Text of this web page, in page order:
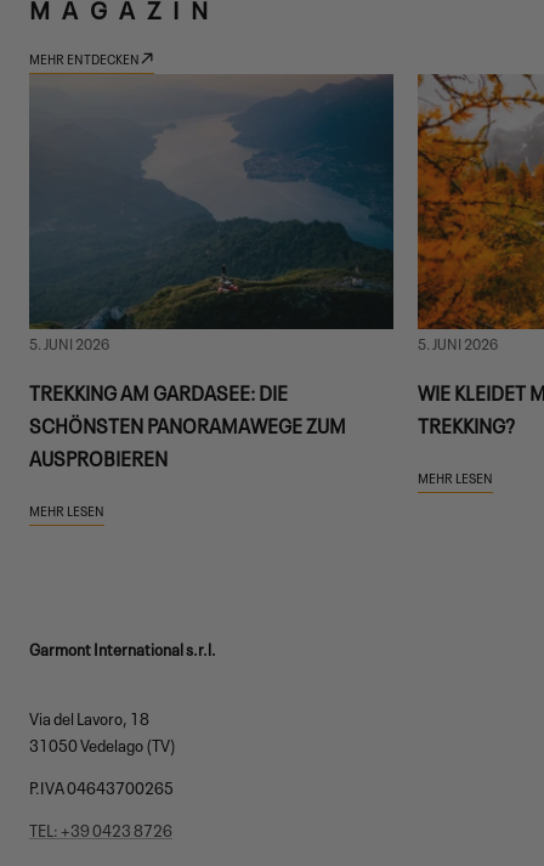
MEHR ENTDECKEN
5. JUNI 2026
TREKKING AM GARDASEE: DIE
SCHÖNSTEN PANORAMAWEGE ZUM
AUSPROBIEREN
MEHR LESEN
5. JUNI 2026
WIE KLEIDET
TREKKING?
MEHR LESEN
Garmont International s.r.l.
Via del Lavoro, 18
31050 Vedelago (TV)
P.IVA 04643700265
TEL: +39 0423 8726